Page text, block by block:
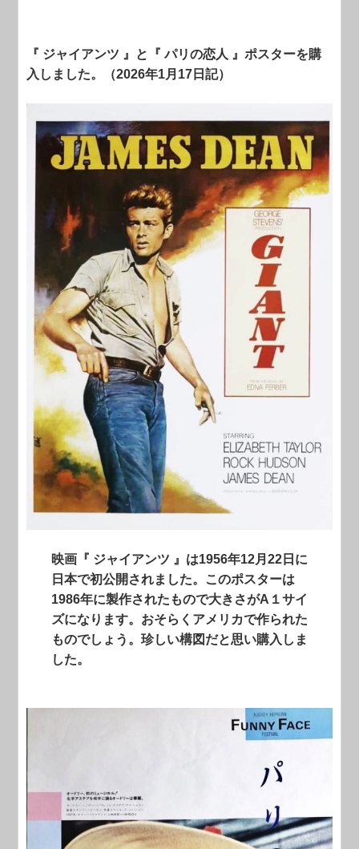
『 ジャイアンツ 』と『 パリの恋人 』ポスターを購
入しました。（2026年1月17日記）
映画『 ジャイアンツ 』は1956年12月22日に
日本で初公開されました。このポスターは
1986年に製作されたもので大きさがA１サイ
ズになります。おそらくアメリカで作られた
ものでしょう。珍しい構図だと思い購入しま
した。